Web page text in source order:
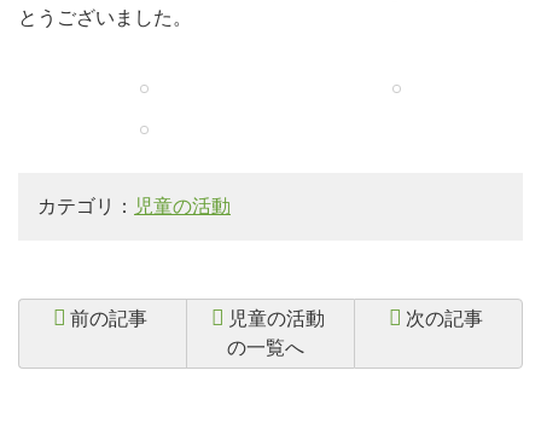
とうございました。
カテゴリ： 児童の活動
前の記事
児童の活動
の一覧へ
次の記事